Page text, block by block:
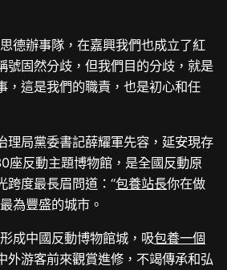
辦事隊，在嘉興我們也成立了紅
號固然分歧，但我們目的分歧，就是
，這是我們的職責，也是初心和任
局黨委書記薛耀軍先容，延安現存
座反動主題博物館，是全國反動原
跨度最長眉問道：“包養站長你在做
為豐盛的城市。
中國反動博物館城，吸包養一個
外游客前來觀賞進修，不竭傳承和弘